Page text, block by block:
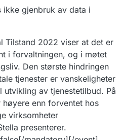
gjenbruk av data i
Tilstand 2022 viser at det er
i forvaltningen, og i møtet
Den største hindringen
tjenester er vanskeligheter
av tjenestetilbud. På
enn forventet hos
virksomheter
presenterer.